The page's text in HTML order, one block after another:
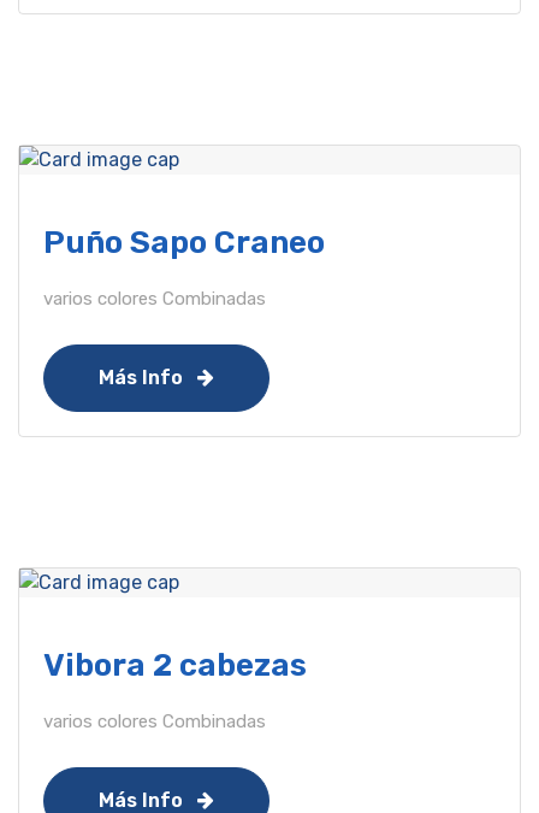
Puño Sapo Craneo
varios colores Combinadas
Más Info
Vibora 2 cabezas
varios colores Combinadas
Más Info